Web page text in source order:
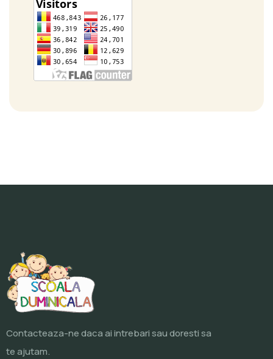
Contacteaza-ne daca ai intrebari sau doresti sa
te ajutam.